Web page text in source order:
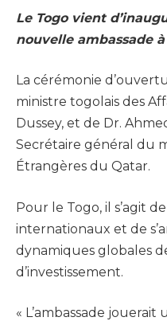
Le Togo vient
nouvelle ambassade
La cérémonie
ministre togolais des
Dussey, et de Dr.
Secrétaire général du
Étrangères du Qatar.
Pour le Togo, il s’agit
internationaux et de
dynamiques globales
d’investissement.
« L’ambassade